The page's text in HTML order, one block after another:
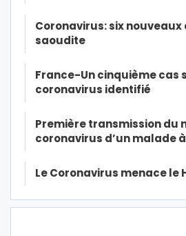
Coronavirus: six nouveaux
saoudite
France-Un cinquième cas
coronavirus identifié
Première transmission du
coronavirus d’un malade
Le Coronavirus menace le